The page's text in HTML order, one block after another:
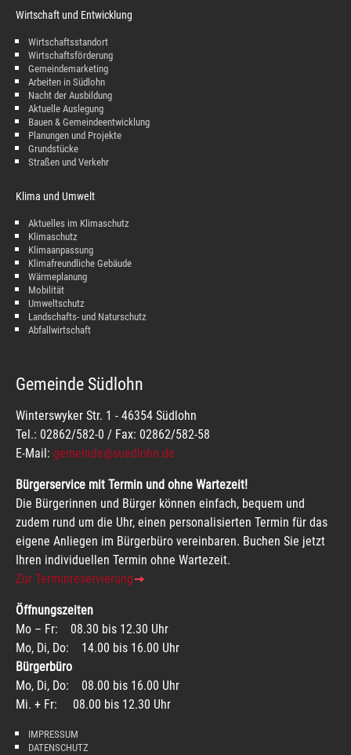
Wirtschaft und Entwicklung
Wirtschaftsstandort
Wirtschaftsförderung
Gemeindemarketing
Arbeiten in Südlohn
Nacht der Ausbildung
Aktuelle Auslegung
Bauen & Gemeindeentwicklung
Planungen und Projekte
Grundstücke
Straßen und Verkehr
Klima und Umwelt
Aktuelles im Klimaschutz
Klimaschutz
Klimaanpassung
Klimafreundliche Gebäude
Wärmeplanung
Mobilität
Umweltschutz
Landschafts- und Naturschutz
Abfallwirtschaft
Gemeinde Südlohn
Winterswyker Str. 1 - 46354 Südlohn
Tel.: 02862/582-0 / Fax: 02862/582-58
E-Mail: gemeinde@suedlohn.de
Bürgerservice mit Termin und ohne Wartezeit!
Die Bürgerinnen und Bürger können einfach, bequem und
zudem rund um die Uhr, einen personalisierten Termin für das
eigene Anliegen im Bürgerbüro vereinbaren. Buchen Sie jetzt
Ihren individuellen Termin ohne Wartezeit.
Zur Terminreservierung
Öffnungszeiten
Mo – Fr: 08.30 bis 12.30 Uhr
Mo, Di, Do: 14.00 bis 16.00 Uhr
Bürgerbüro
Mo, Di, Do: 08.00 bis 16.00 Uhr
Mi. + Fr: 08.00 bis 12.30 Uhr
IMPRESSUM
DATENSCHUTZ